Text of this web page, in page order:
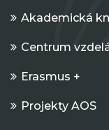
Akademická
Centrum
Erasmus +
Projekty AOS